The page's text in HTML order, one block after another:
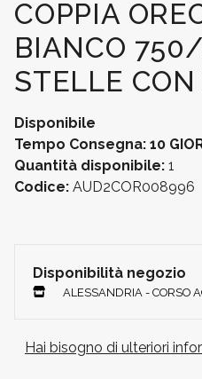
COPPIA
BIANCO
STELLE
Disponibile
Tempo Consegna: 10
Quantità disponibile: 1
Codice: AUD2COR008996
Disponibilità negozio
ALESSANDRIA - CORSO
Hai bisogno di ulteriori